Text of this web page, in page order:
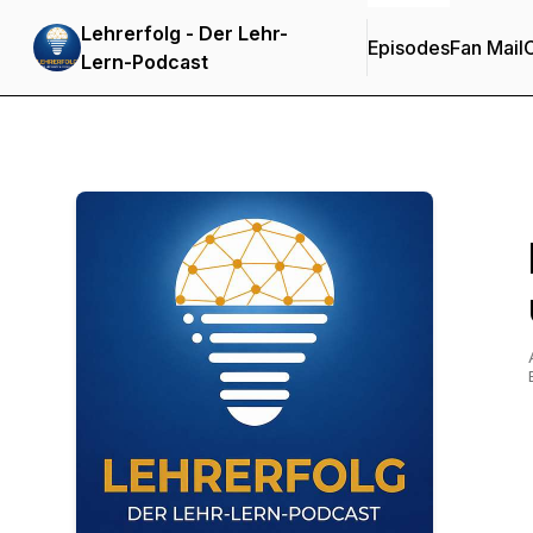
Lehrerfolg - Der Lehr-
Lern-Podcast
EpisodesFan Mail